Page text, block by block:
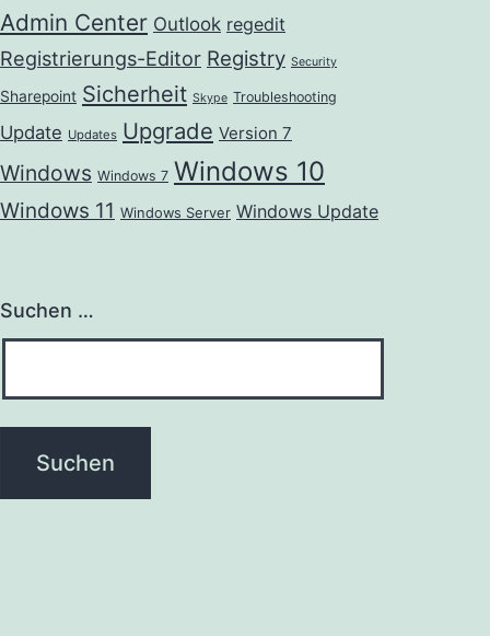
Admin Center Outlook regedit
Registrierungs-Editor Registry Security
Sharepoint Sicherheit Skype Troubleshooting
Update Updates Upgrade Version 7
Windows Windows 7 Windows 10
Windows 11 Windows Server Windows Update
Suchen …